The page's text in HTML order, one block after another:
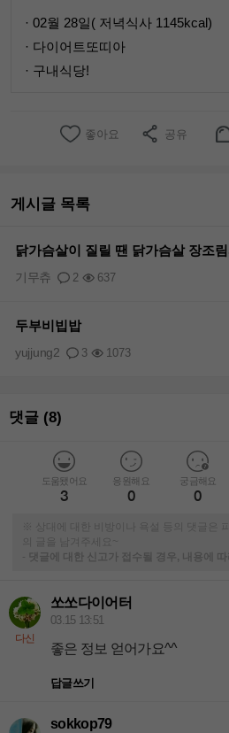
· 02월 28일( 저녁식사 1145kcal)
· 다이어트또띠아
· 구내식당!
좋아요 공유
게시글 목록
닭가슴살이 질릴 땐 닭가슴살 장조
2 637
기무츄
두부비빕밥
3 1073
yujjung2
댓글 (8)
도움됐어요
3
응원해요
0
궁금해요
0
※ 상대에 대한 비방이나 욕설 등의 댓글은
-
댓글에 대한 신고가 접수될 경우, 내용에
다신
쏘쏘다이어터
03.15 13:51
좋은 정보 얻어가요^^
답글쓰기
sokkop79